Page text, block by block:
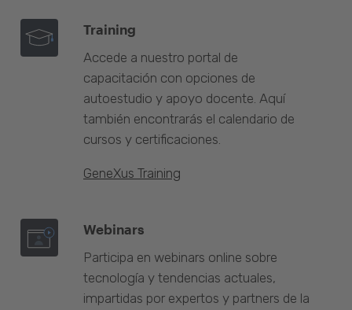
Training
Accede a nuestro portal de
capacitación con opciones de
autoestudio y apoyo docente. Aquí
también encontrarás el calendario de
cursos y certificaciones.
GeneXus Training
Webinars
Participa en webinars online sobre
tecnología y tendencias actuales,
impartidas por expertos y partners de la